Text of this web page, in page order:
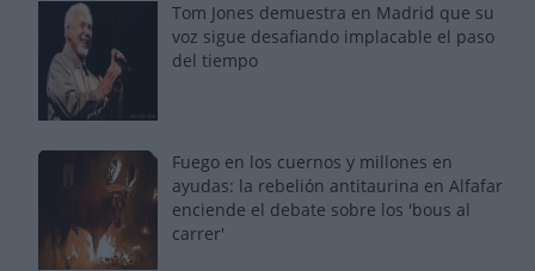
Tom Jones demuestra en Madrid que su
voz sigue desafiando implacable el paso
del tiempo
Fuego en los cuernos y millones en
ayudas: la rebelión antitaurina en Alfafar
enciende el debate sobre los 'bous al
carrer'